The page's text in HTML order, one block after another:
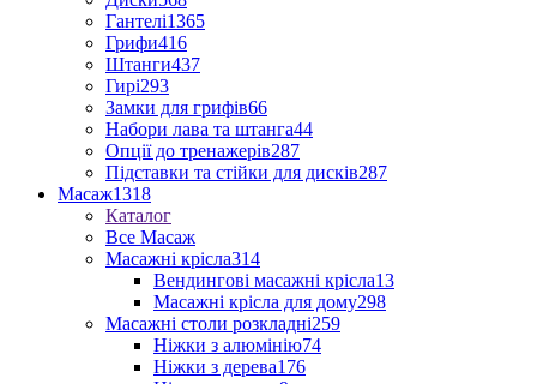
Гантелі1365
Грифи416
Штанги437
Гирі293
Замки для грифів66
Набори лава та штанга44
Опції до тренажерів287
Підставки та стійки для дисків287
Масаж1318
Каталог
Все Масаж
Масажні крісла314
Вендингові масажні крісла13
Масажні крісла для дому298
Масажні столи розкладні259
Ніжки з алюмінію74
Ніжки з дерева176